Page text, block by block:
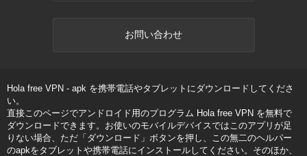
お問い合わせ
Hola free VPN - apk を携帯電話やタブレットにダウンロードしてくださ
い。
直接このページでアンドロイド用のプログラム Hola free VPN を無料で
ダウンロードできます。お使いのモバイルデバイスではこのアプリが足
りない場合、ただ「ダウンロード」ボタンを押し、この無二のヘルパー
のapkをタブレットや携帯電話にインストールしてください。そのほか、